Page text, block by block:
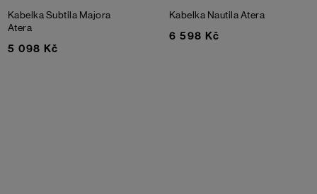
Kabelka Subtila Majora
Atera
5 098 Kč
Kabelka Nautila Atera
6 598 Kč